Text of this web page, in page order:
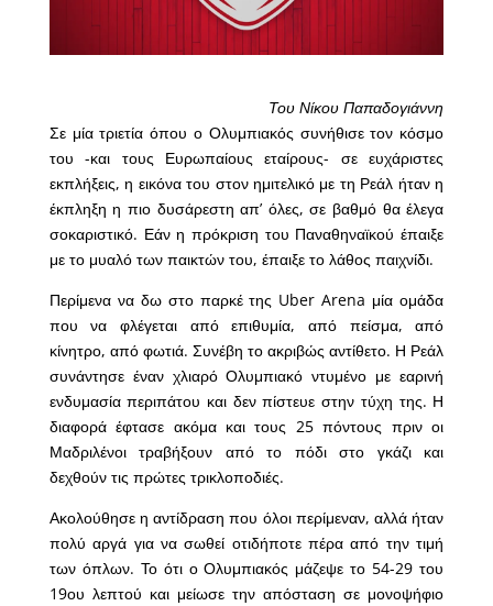
Του Νίκου Παπαδογιάννη
Σε μία τριετία όπου ο Ολυμπιακός συνήθισε τον κόσμο
του -και τους Ευρωπαίους εταίρους- σε ευχάριστες
εκπλήξεις, η εικόνα του στον ημιτελικό με τη Ρεάλ ήταν η
έκπληξη η πιο δυσάρεστη απ’ όλες, σε βαθμό θα έλεγα
σοκαριστικό. Εάν η πρόκριση του Παναθηναϊκού έπαιξε
με το μυαλό των παικτών του, έπαιξε το λάθος παιχνίδι.
Περίμενα να δω στο παρκέ της Uber Arena μία ομάδα
που να φλέγεται από επιθυμία, από πείσμα, από
κίνητρο, από φωτιά. Συνέβη το ακριβώς αντίθετο. Η Ρεάλ
συνάντησε έναν χλιαρό Ολυμπιακό ντυμένο με εαρινή
ενδυμασία περιπάτου και δεν πίστευε στην τύχη της. Η
διαφορά έφτασε ακόμα και τους 25 πόντους πριν οι
Μαδριλένοι τραβήξουν από το πόδι στο γκάζι και
δεχθούν τις πρώτες τρικλοποδιές.
Ακολούθησε η αντίδραση που όλοι περίμεναν, αλλά ήταν
πολύ αργά για να σωθεί οτιδήποτε πέρα από την τιμή
των όπλων. Το ότι ο Ολυμπιακός μάζεψε το 54-29 του
19ου λεπτού και μείωσε την απόσταση σε μονοψήφιο